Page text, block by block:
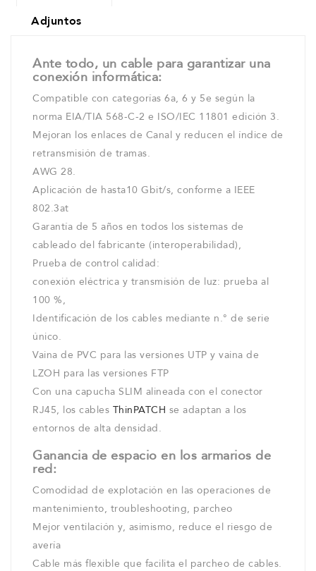
Adjuntos
Ante todo, un cable para garantizar una
conexión informática:
Compatible con categorías 6a, 6 y 5e según la
norma EIA/TIA 568-C-2 e ISO/IEC 11801 edición 3.
Mejoran los enlaces de Canal y reducen el índice de
retransmisión de tramas.
AWG 28.
Aplicación de hasta10 Gbit/s, conforme a IEEE
802.3at
Garantía de 5 años en todos los sistemas de
cableado del fabricante (interoperabilidad),
Prueba de control calidad:
conexión eléctrica y transmisión de luz: prueba al
100 %,
Identificación de los cables mediante n.° de serie
único.
Vaina de PVC para las versiones UTP y vaina de
LZOH para las versiones FTP
Con una capucha SLIM alineada con el conector
RJ45, los cables ThinPATCH se adaptan a los
entornos de alta densidad.
Ganancia de espacio en los armarios de
red:
Comodidad de explotación en las operaciones de
mantenimiento, troubleshooting, parcheo
Mejor ventilación y, asimismo, reduce el riesgo de
avería
Cable más flexible que facilita el parcheo de cables.